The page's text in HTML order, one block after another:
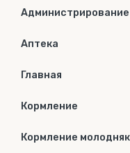
Администрирование
Аптека
Главная
Кормление
Кормление